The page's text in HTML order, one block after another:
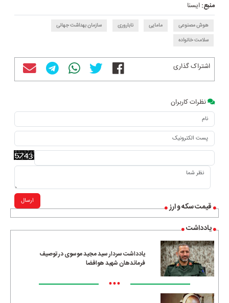
قیمت سکه و ارز
یادداشت
یادداشت سردار سید مجید موسوی در توصیف
فرماندهان شهید هوافضا
•••
منبع:ایسنا
هوش مصنوعی مامایی ناباروری
سازمان بهداشت جهانی
سلامت خانواده
اشتراک گذاری
نظرات کاربران
ارسال